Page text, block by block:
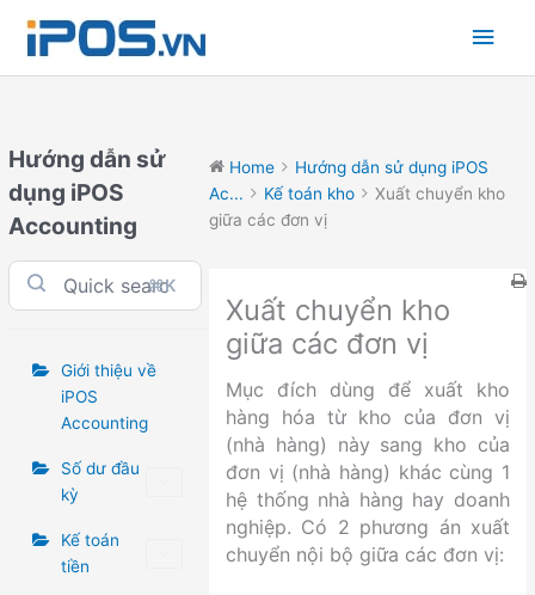
Main
Hướng dẫn sử
dụng iPOS
Accounting
⌘K
Giới thiệu về
iPOS
Accounting
Số dư đầu
kỳ
Kế toán
tiền
Home
Hướng dẫn sử dụng iPOS
Ac...
Kế toán kho
Xuất chuyển kho
giữa các đơn vị
Xuất chuyển kho
giữa các đơn vị
Mục đích dùng để xuất kho
hàng hóa từ kho của đơn vị
(nhà hàng) này sang kho của
đơn vị (nhà hàng) khác cùng 1
hệ thống nhà hàng hay doanh
nghiệp. Có 2 phương án xuất
chuyển nội bộ giữa các đơn vị: